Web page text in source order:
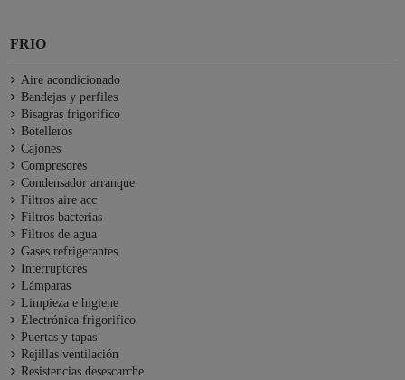
FRIO
Aire acondicionado
Bandejas y perfiles
Bisagras frigorifico
Botelleros
Cajones
Compresores
Condensador arranque
Filtros aire acc
Filtros bacterias
Filtros de agua
Gases refrigerantes
Interruptores
Lámparas
Limpieza e higiene
Electrónica frigorifico
Puertas y tapas
Rejillas ventilación
Resistencias desescarche